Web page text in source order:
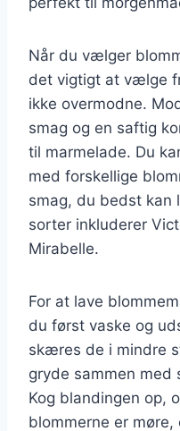
Når du vælger
det vigtigt at vælge
ikke overmodne.
smag og en saftig
til marmelade. Du
med forskellige
smag, du bedst kan
sorter inkluderer
Mirabelle.
For at lave
du først vaske og
skæres de i mindre
gryde sammen med
Kog blandingen op,
blommerne er